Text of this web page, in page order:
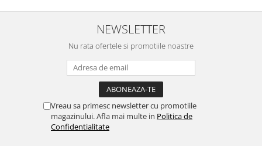
NEWSLETTER
Nu rata ofertele si promotiile noastre
Vreau sa primesc newsletter cu promotiile
magazinului. Afla mai multe in Politica de
Confidentialitate